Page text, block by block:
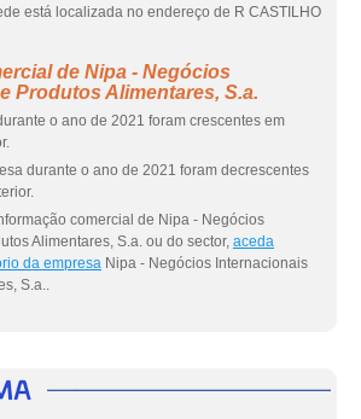
está localizada no endereço de R CASTILHO
de Nipa - Negócios
Produtos Alimentares, S.a.
o ano de 2021 foram crescentes em
durante o ano de 2021 foram decrescentes
comercial de Nipa - Negócios
Alimentares, S.a. ou do sector, aceda
da empresa Nipa - Negócios Internacionais
S.a..